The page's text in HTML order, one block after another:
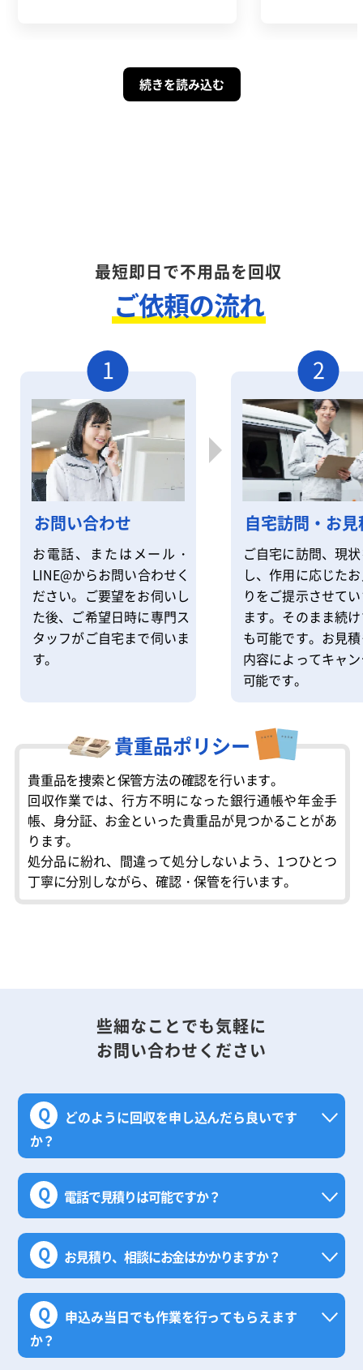
続きを読み込む
最短即日で不用品を回収
ご依頼の流れ
1
お問い合わせ
お電話、またはメール・
LINE@からお問い合わせく
ださい。ご要望をお伺いし
た後、ご希望日時に専門ス
タッフがご自宅まで伺いま
す。
2
自宅訪問・お
ご自宅に訪問、現
し、作用に応じた
りをご提示させて
ます。そのまま続
も可能です。お見
内容によってキャ
可能です。
貴重品ポリシー
貴重品を捜索と保管方法の確認を行います。
回収作業では、行方不明になった銀行通帳や年金手
帳、身分証、お金といった貴重品が見つかることがあ
ります。
処分品に紛れ、間違って処分しないよう、1つひとつ
丁寧に分別しながら、確認・保管を行います。
些細なことでも気軽に
お問い合わせください
Q
どのように回収を申し込んだら良いです
か？
Q 電話で見積りは可能ですか？
Q お見積り、相談にお金はかかりますか？
Q
申込み当日でも作業を行ってもらえます
か？